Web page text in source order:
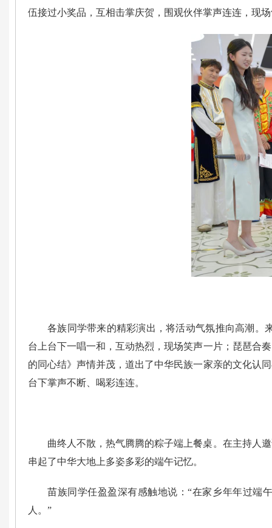
伍接过小奖品，互相击掌庆贺，围观伙伴掌声连连，现
各族同学带来的精彩演出，将活动气氛推向高潮。
台上台下一唱一和，互动热烈，现场笑声一片；琵琶合
的同心结》声情并茂，道出了中华民族一家亲的文化认
台下掌声不断、喝彩连连。
曲终人不散，热气腾腾的粽子端上餐桌。在主持人
串起了中华大地上多姿多彩的端午记忆。
苗族同学任盈盈深有感触地说：“在家乡年年过
人。”